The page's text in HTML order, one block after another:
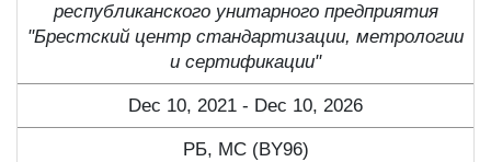
республиканского унитарного предприятия
"Брестский центр стандартизации, метрологии
и сертификации"
Dec 10, 2021 - Dec 10, 2026
РБ, МС (BY96)